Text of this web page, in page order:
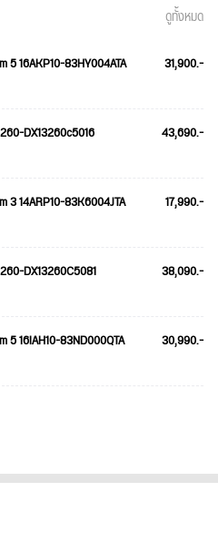
ดูทั้งหมด
5 16AKP10-83HY004ATA 31,900.-
DX13260c5016 43,690.-
3 14ARP10-83K6004JTA 17,990.-
DX13260C5081 38,090.-
5 16IAH10-83ND000QTA 30,990.-